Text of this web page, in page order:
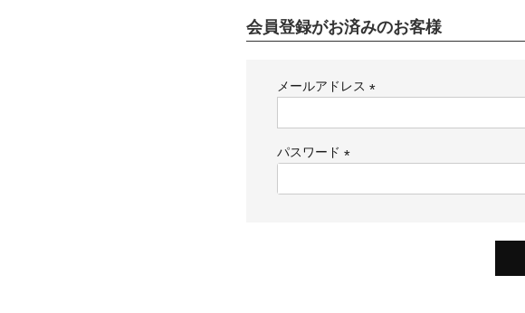
会員登録がお済みのお客様
メールアドレス
パスワード